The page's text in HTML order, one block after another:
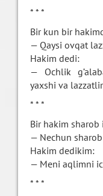
* * *
Bir kun bir
— Qaysi ovqat
Hakim dedi:
— Ochlik
yaxshi va
* * *
Bir hakim sharob
— Nechun
Hakim dedikim:
— Meni aqlimni
* * *